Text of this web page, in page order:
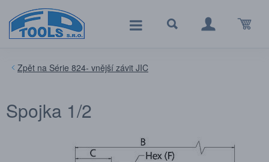
Série 824- vnější závit JIC
Spojka 1/2